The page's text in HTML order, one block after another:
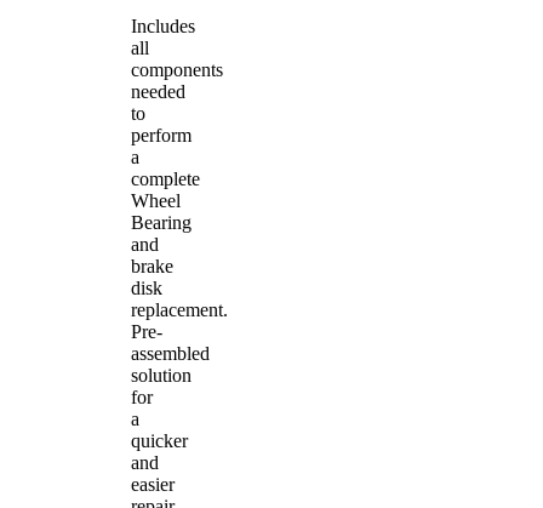
Includes
all
components
needed
to
perform
a
complete
Wheel
Bearing
and
brake
disk
replacement.
Pre-
assembled
solution
for
a
quicker
and
easier